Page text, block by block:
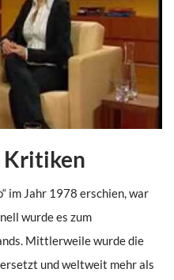
Kritiken
im Jahr 1978 erschien, war
wurde es zum
Mittlerweile wurde die
und weltweit mehr als